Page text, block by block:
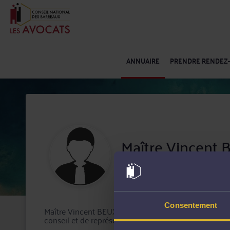
Consentement
ANNUAIRE PRENDRE
Maître Vincent
Barreau de Rouen
Maître Vincent BEUX-PRERE exerce son activité
conseil et de représentation en justice.